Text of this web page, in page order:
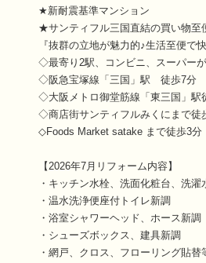
★新耐震基準マンション
★サンティフル三国直結の買い物至
『抜群の立地が魅力的♪生活至便で
◇最寄り2駅、コンビニ、スーパー
◇阪急宝塚線「三国」駅 徒歩7分
◇大阪メトロ御堂筋線「東三国」駅
◇商店街サンティフルみくにまで徒
◇Foods Market satake まで徒歩3分
【2026年7月リフォーム内容】
・キッチン水栓、洗面化粧台、洗
・温水洗浄便座付トイレ新調
・浴室シャワーヘッド、ホース新調
・シューズボックス、建具新調
・網戸、クロス、フローリング貼替